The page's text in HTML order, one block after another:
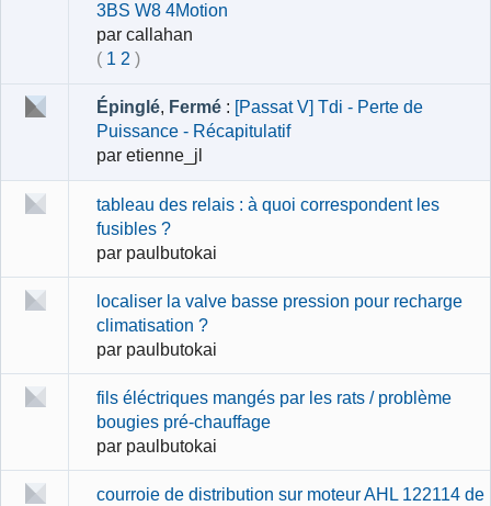
3BS W8 4Motion
par callahan
( 1 2 )
Épinglé, Fermé: [Passat V] Tdi - Perte de
Puissance - Récapitulatif
par etienne_jl
tableau des relais : à quoi correspondent les
fusibles ?
par paulbutokai
localiser la valve basse pression pour recharge
climatisation ?
par paulbutokai
fils éléctriques mangés par les rats / problème
bougies pré-chauffage
par paulbutokai
courroie de distribution sur moteur AHL 122114 de